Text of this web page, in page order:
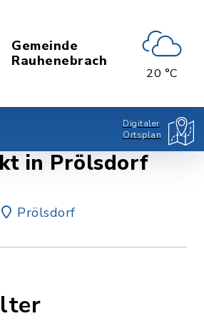
Gemeinde
Rauhenebrach
20 °C
Digitaler
Ortsplan
in Prölsdorf
Prölsdorf